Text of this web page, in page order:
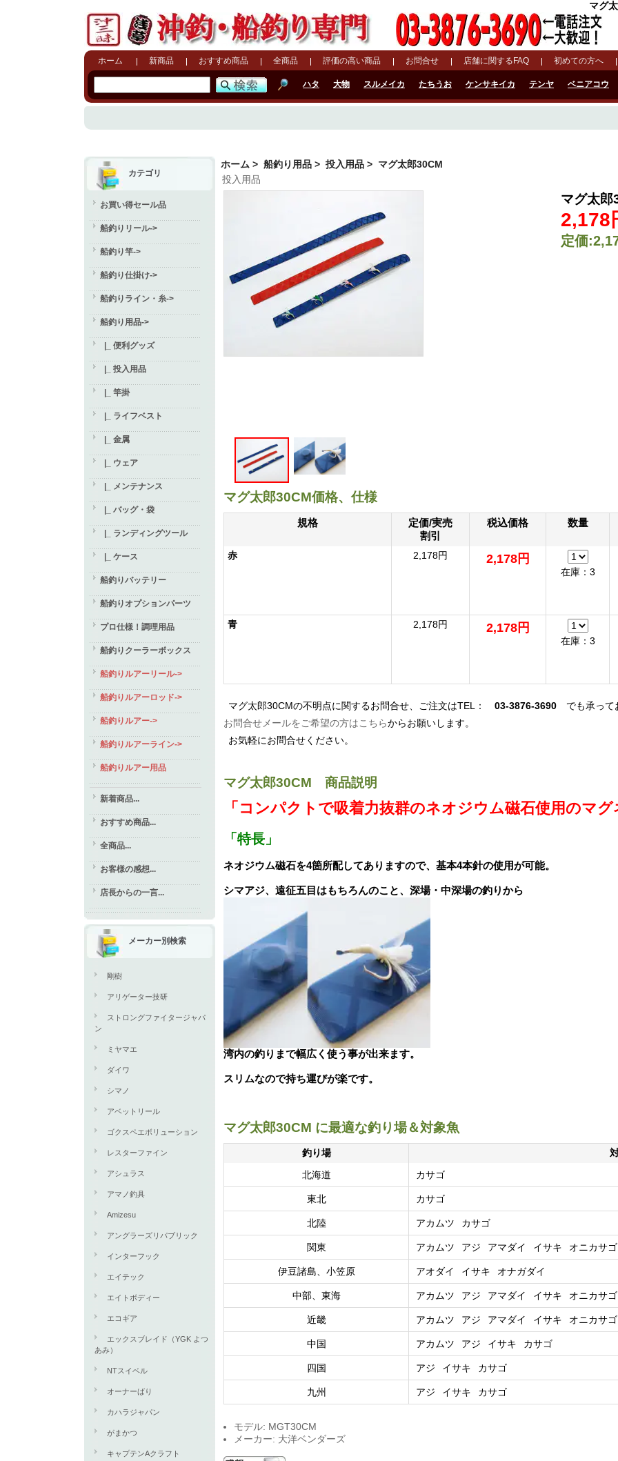
マグ
ホーム 新商品 おすすめ商品 全商品 評価の高い商品 お問合せ 店舗に関するFAQ 初めての方へ
ハタ 大物 スルメイカ たちうお ケンサキイカ テンヤ ベニアコウ
カテゴリ
お買い得セール品
船釣りリール->
船釣り竿->
船釣り仕掛け->
船釣りライン・糸->
船釣り用品->
|_ 便利グッズ
|_ 投入用品
|_ 竿掛
|_ ライフベスト
|_ 金属
|_ ウェア
|_ メンテナンス
|_ バッグ・袋
|_ ランディングツール
|_ ケース
船釣りバッテリー
船釣りオプションパーツ
プロ仕様！調理用品
船釣りクーラーボックス
船釣りルアーリール->
船釣りルアーロッド->
船釣りルアー->
船釣りルアーライン->
船釣りルアー用品
新着商品...
おすすめ商品...
全商品...
お客様の感想...
店長からの一言...
メーカー別検索
剛樹
アリゲーター技研
ストロングファイタージャパ
ン
ミヤマエ
ダイワ
シマノ
アベットリール
ゴクスペエボリューション
レスターファイン
アシュラス
アマノ釣具
Amizesu
アングラーズリパブリック
インターフック
エイテック
エイトボディー
エコギア
エックスブレイド（YGK よつ
あみ）
NTスイベル
オーナーばり
カハラジャパン
がまかつ
キャプテンAクラフト
ホーム > 船釣り用品 > 投入用品 > マグ太郎30CM
投入用品
マグ太郎
2,178
定価
マグ太郎30CM価格、仕様
規格
定価/実売
割引
税込価格 数量
赤 2,178円 2,178円
在庫：3
青 2,178円 2,178円
在庫：3
マグ太郎30CMの不明点に関するお問合せ、ご注文はTEL： 03-3876-3690 でも承って
お問合せメールをご希望の方はこちらからお願いします。
お気軽にお問合せください。
マグ太郎30CM 商品説明
「コンパクトで吸着力抜群のネオジウム磁石使用のマ
「特長」
ネオジウム磁石を4箇所配してありますので、基本4本針の使用が可能。
シマアジ、遠征五目はもちろんのこと、深場・中深場の釣りから
湾内の釣りまで幅広く使う事が出来ます。
スリムなので持ち運びが楽です。
マグ太郎30CM に最適な釣り場＆対象魚
釣り場
北海道
カサゴ
東北 カサゴ
北陸 アカムツ カサゴ
関東 アカムツ アジ アマダイ イサキ オニカサゴ
伊豆諸島、小笠原 アオダイ イサキ オナガダイ
中部、東海 アカムツ アジ アマダイ イサキ オニカサゴ
近畿 アカムツ アジ アマダイ イサキ オニカサゴ
中国 アカムツ アジ イサキ カサゴ
四国 アジ イサキ カサゴ
九州 アジ イサキ カサゴ
モデル: MGT30CM
メーカー: 大洋ベンダーズ